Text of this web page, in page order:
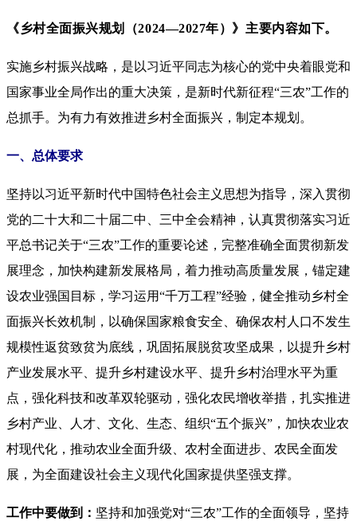
《乡村全面振兴规划（2024—2027年）》主要内容如下。
实施乡村振兴战略，是以习近平同志为核心的党中央着眼党和
国家事业全局作出的重大决策，是新时代新征程“三农”工作的
总抓手。为有力有效推进乡村全面振兴，制定本规划。
一、总体要求
坚持以习近平新时代中国特色社会主义思想为指导，深入贯彻
党的二十大和二十届二中、三中全会精神，认真贯彻落实习近
平总书记关于“三农”工作的重要论述，完整准确全面贯彻新发
展理念，加快构建新发展格局，着力推动高质量发展，锚定建
设农业强国目标，学习运用“千万工程”经验，健全推动乡村全
面振兴长效机制，以确保国家粮食安全、确保农村人口不发生
规模性返贫致贫为底线，巩固拓展脱贫攻坚成果，以提升乡村
产业发展水平、提升乡村建设水平、提升乡村治理水平为重
点，强化科技和改革双轮驱动，强化农民增收举措，扎实推进
乡村产业、人才、文化、生态、组织“五个振兴”，加快农业农
村现代化，推动农业全面升级、农村全面进步、农民全面发
展，为全面建设社会主义现代化国家提供坚强支撑。
工作中要做到： 坚持和加强党对“三农”工作的全面领导，坚持